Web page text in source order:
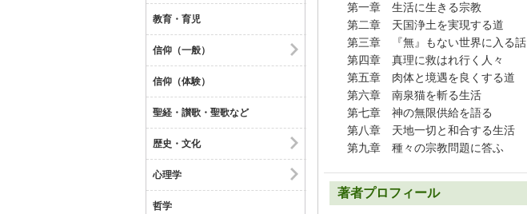
教育・育児
信仰（一般）
信仰（体験）
聖経・讃歌・聖歌など
歴史・文化
心理学
哲学
第一章 生活に生きる宗教
第二章 天国浄土を実現する道
第三章 『無』もない世界に入る話
第四章 真理に救はれ行く人々
第五章 肉体と境遇を良くする道
第六章 南泉猫を斬る生活
第七章 神の無限供給を語る
第八章 天地一切と和合する生活
第九章 種々の宗教問題に答ふ
著者プロフィール